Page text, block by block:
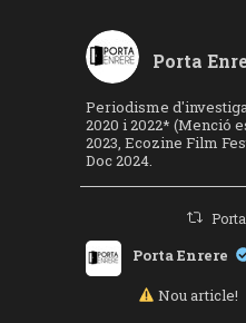
Porta
Periodisme
2020 i 2022* (Menció
2023, Ecozine Film
Doc 2024.
Porta Enrere
Nou article!